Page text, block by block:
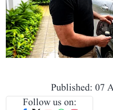
Published: 07
Follow us on: